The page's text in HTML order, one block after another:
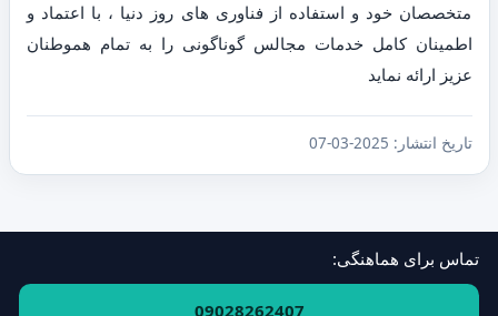
متخصصان خود و استفاده از فناوری های روز دنیا ، با اعتماد و
اطمینان کامل خدمات مجالس گوناگونی را به تمام هموطنان
عزیز ارائه نماید
تاریخ انتشار: 2025-03-07
تماس برای هماهنگی:
09028262407
·ارتباط با ما